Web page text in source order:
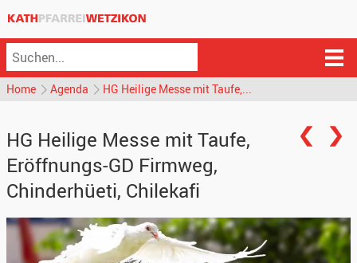
Home Agenda HG Heilige Messe mit Taufe,...
HG Heilige Messe mit Taufe,
Eröffnungs-GD Firmweg,
Chinderhüeti, Chilekafi